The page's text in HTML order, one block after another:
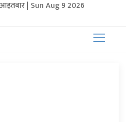
| Sun Aug 9 2026